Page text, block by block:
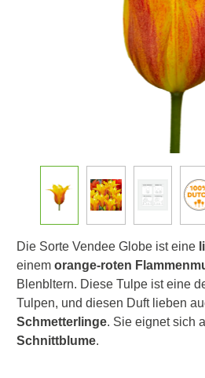
Die Sorte Vendee Globe ist eine
einem orange-roten
Blenbltern. Diese Tulpe ist eine
Tulpen, und diesen Duft lieben
Schmetterlinge. Sie eignet sich
Schnittblume.